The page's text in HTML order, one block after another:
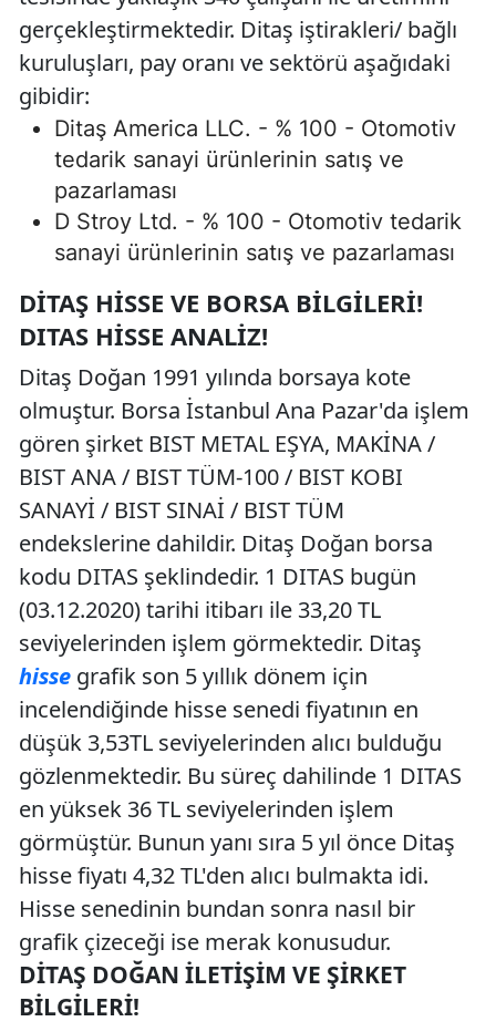
gerçekleştirmektedir. Ditaş iştirakleri/ bağlı
kuruluşları, pay oranı ve sektörü aşağıdaki
gibidir:
Ditaş America LLC. - % 100 - Otomotiv
tedarik sanayi ürünlerinin satış ve
pazarlaması
D Stroy Ltd. - % 100 - Otomotiv tedarik
sanayi ürünlerinin satış ve pazarlaması
DITAŞ HISSE VE BORSA BILGILERI!
DITAS HISSE ANALIZ!
Ditaş Doğan 1991 yılında borsaya kote
olmuştur. Borsa İstanbul Ana Pazar'da işlem
gören şirket BIST METAL EŞYA, MAKİNA /
BIST ANA / BIST TÜM-100 / BIST KOBI
SANAYİ / BIST SINAİ / BIST TÜM
endekslerine dahildir. Ditaş Doğan borsa
kodu DITAS şeklindedir. 1 DITAS bugün
(03.12.2020) tarihi itibarı ile 33,20 TL
seviyelerinden işlem görmektedir. Ditaş
hisse grafik son 5 yıllık dönem için
incelendiğinde hisse senedi fiyatının en
düşük 3,53TL seviyelerinden alıcı bulduğu
gözlenmektedir. Bu süreç dahilinde 1 DITAS
en yüksek 36 TL seviyelerinden işlem
görmüştür. Bunun yanı sıra 5 yıl önce Ditaş
hisse fiyatı 4,32 TL'den alıcı bulmakta idi.
Hisse senedinin bundan sonra nasıl bir
grafik çizeceği ise merak konusudur.
DITAŞ DOĞAN İLETIŞIM VE ŞIRKET
BILGILERI!